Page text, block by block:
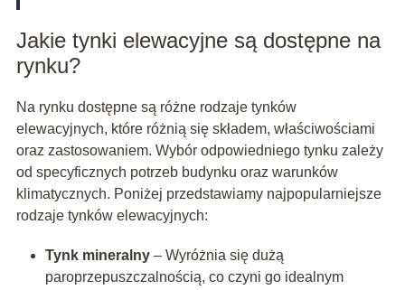
Jakie tynki elewacyjne są dostępne na
rynku?
Na rynku dostępne są różne rodzaje tynków
elewacyjnych, które różnią się składem, właściwościami
oraz zastosowaniem. Wybór odpowiedniego tynku zależy
od specyficznych potrzeb budynku oraz warunków
klimatycznych. Poniżej przedstawiamy najpopularniejsze
rodzaje tynków elewacyjnych:
Tynk mineralny– Wyróżnia się dużą
paroprzepuszczalnością, co czyni go idealnym